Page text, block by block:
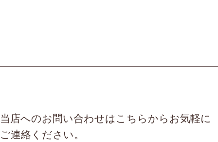
当店へのお問い合わせはこちらからお気軽に
ご連絡ください。